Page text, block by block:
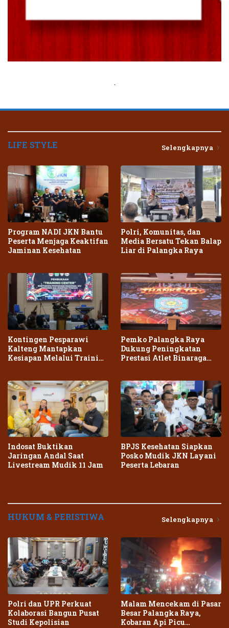
.
LIFE STYLE Selengkapnya
Program NADI JKN Bantu
Peserta Menjaga Keaktifan
Jaminan Kesehatan
Polri, Komunitas, dan
Media Bersatu Tekan Balap
Liar di Palangka Raya
Kontingen Pesparawi
Kalteng Mantapkan
Kesiapan Melalui Training
Pemko Palangka Raya
Dukung Peningkatan
Prestasi Atlet Binaraga
Indosat Buktikan
Jaringan Andal Saat
Livestream Mudik 11 Jam
BPJS Kesehatan Siapkan
Posko Mudik JKN Layani
Peserta Lebaran
HUKUM & PERISTIWA Selengkapnya
Polri dan UPR Perkuat
Kolaborasi Bangun Pusat
Studi Kepolisian
Malam Mencekam di Pasar
Besar Palangka Raya,
Kobaran Api Picu